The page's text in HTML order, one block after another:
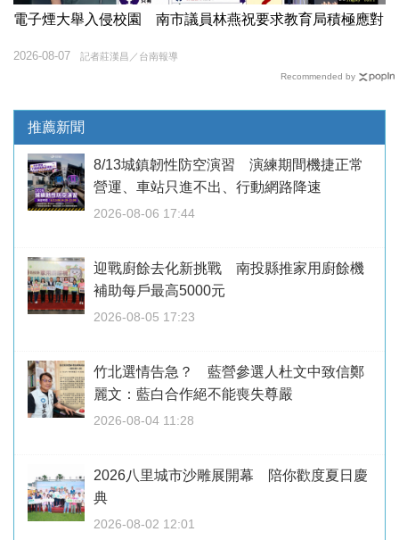
電子煙大舉入侵校園 南市議員林燕祝要求教育局積極應對
記者莊漢昌／台南報導
2026-08-07
Recommended by
推薦新聞
8/13城鎮韌性防空演習 演練期間機捷正常
營運、車站只進不出、行動網路降速
2026-08-06 17:44
迎戰廚餘去化新挑戰 南投縣推家用廚餘機
補助每戶最高5000元
2026-08-05 17:23
竹北選情告急？ 藍營參選人杜文中致信鄭
麗文：藍白合作絕不能喪失尊嚴
2026-08-04 11:28
2026八里城市沙雕展開幕 陪你歡度夏日慶
典
2026-08-02 12:01